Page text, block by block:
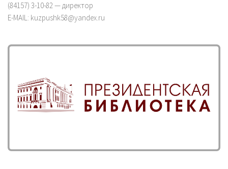
(84157) 3-10-82 — директор
E-MAIL: kuzpushk58@yandex.ru